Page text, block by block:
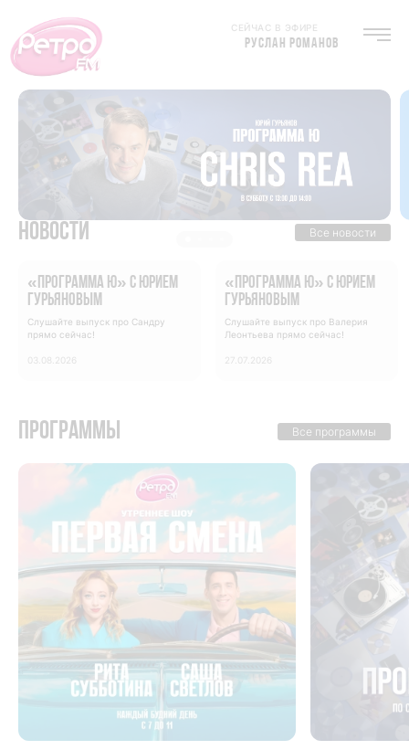
СЕЙЧАС В ЭФИРЕ
РУСЛАН РОМАНОВ
Новости Все новости
«Программа Ю» с Юрием
Гурьяновым
Слушайте выпуск про Сандру
прямо сейчас!
03.08.2026
«Программа Ю» с Юрием
Гурьяновым
Слушайте выпуск про Валерия
Леонтьева прямо сейчас!
27.07.2026
Программы Все программы